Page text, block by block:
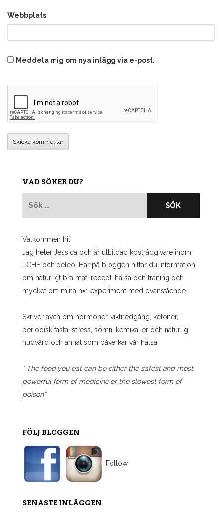
Webbplats
Meddela mig om nya inlägg via e-post.
VAD SÖKER DU?
Välkommen hit!
Jag heter Jessica och är utbildad kostrådgivare inom
LCHF och peleo. Här på bloggen hittar du information
om naturligt bra mat, recept, hälsa och träning och
mycket om mina n=1 experiment med ovanstående.
Skriver även om hormoner, viktnedgång, ketoner,
periodisk fasta, stress, sömn, kemikalier och naturlig
hudvård och annat som påverkar vår hälsa.
" The food you eat can be either the safest and most
powerful form of medicine or the slowest form of
poison"
FÖLJ BLOGGEN
Follow
SENASTE INLÄGGEN